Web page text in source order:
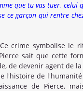
que tu vas tuer, celui
ce garçon qui rentre
crime symbolise le
sait que cette
de devenir agent de la
l'histoire de
de Pierce,